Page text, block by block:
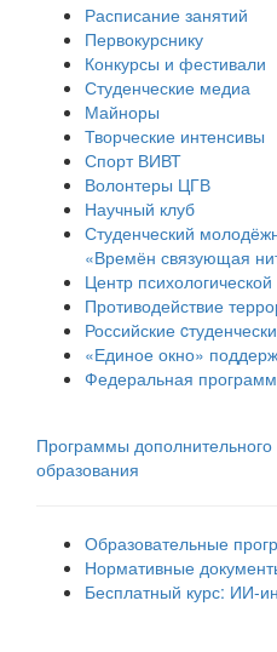
Расписание занятий
Первокурснику
Конкурсы и фестивали
Студенческие медиа
Майноры
Творческие интенсивы
Спорт ВИВТ
Волонтеры ЦГВ
Научный клуб
Студенческий
«Времён связующая
Центр
Противодействие
Российские
«Единое окно»
Федеральная
Программы
образования
Образовательные
Нормативные
Бесплатный курс: